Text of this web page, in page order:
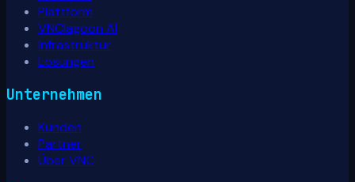
Plattform
VNClagoon AI
Infrastruktur
Lösungen
Unternehmen
Kunden
Partner
Über VNC